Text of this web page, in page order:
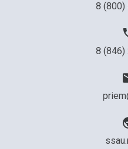
8 (800)
8 (846)